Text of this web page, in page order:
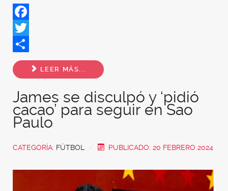
Facebook
Twitter
Share
LEER MÁS...
James se disculpó y ‘pidió
cacao’ para seguir en Sao
Paulo
CATEGORÍA: FÚTBOL PUBLICADO: 20 FEBRERO 2024